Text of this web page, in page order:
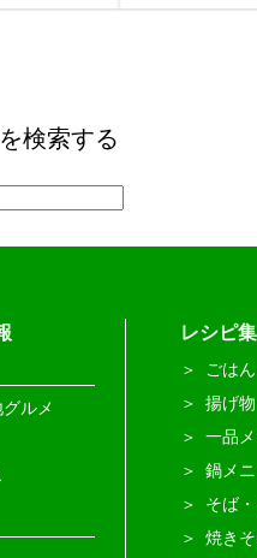
検索する
ルメ
レシピ集
ごは
揚げ
一品
鍋メ
そば
焼き